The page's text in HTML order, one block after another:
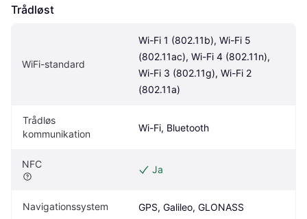
Trådløst
WiFi-standard
Wi-Fi 1 (802.11b), Wi-Fi 5
(802.11ac), Wi-Fi 4 (802.11n),
Wi-Fi 3 (802.11g), Wi-Fi 2
(802.11a)
Trådløs
kommunikation
Wi-Fi, Bluetooth
NFC Ja
Navigationssystem GPS, Galileo, GLONASS